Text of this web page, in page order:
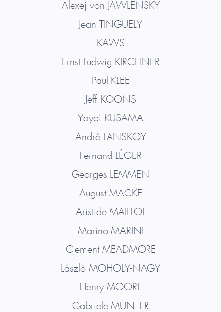
Alexej von JAWLENSKY
Jean
TINGUELY
KAWS
Ernst Ludwig KIRCHNER
Paul KLEE
Jeff KOONS
Yayoi KUSAMA
André LANSKOY
Fernand LÉGER
Georges LEMMEN
August MACKE
Aristide MAILLOL
Marino MARINI
Clement MEADMORE
László MOHOLY-NAGY
Henry MOORE
Gabriele MÜNTER